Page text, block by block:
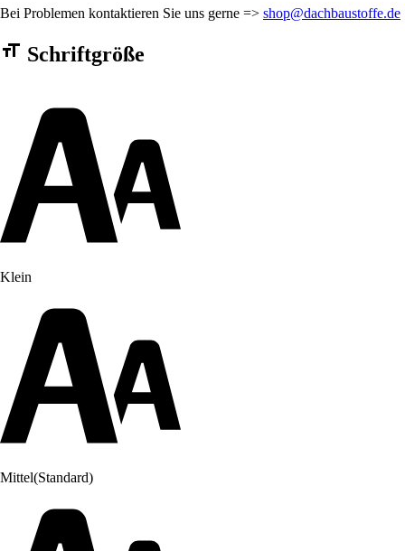
Bei Problemen kontaktieren Sie uns gerne => shop@dachbaustoffe.de
Barrierefreiheit Einstellungen Formular
Schriftgröße
Klein
Mittel(Standard)